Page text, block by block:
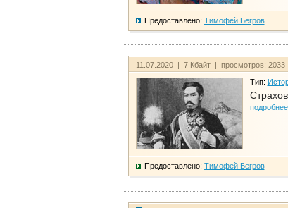
Предоставлено: Тимофей Бегров
11.07.2020 | 7 Кбайт | просмотров: 2033
Тип:
подробнее
Предоставлено: Тимофей Бегров